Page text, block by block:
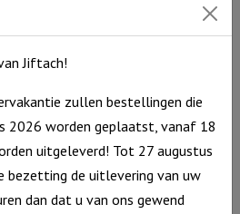
licht’, Blauw
Jiftach!
zullen bestellingen die
2026 worden geplaatst, vanaf 18
uitgeleverd! Tot 27 augustus
bezetting de uitlevering van uw
dan dat u van ons gewend